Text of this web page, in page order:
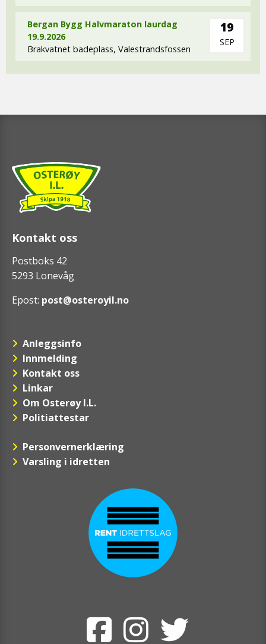
Bergan Bygg Halvmaraton laurdag
19.9.2026
Brakvatnet badeplass, Valestrandsfossen
19
SEP
Kontakt oss
Postboks 42
5293 Lonevåg
Epost: post@osteroyil.no
Anleggsinfo
Innmelding
Kontakt oss
Linkar
Om Osterøy I.L.
Politiattestar
Personvernerklæring
Varsling i idretten